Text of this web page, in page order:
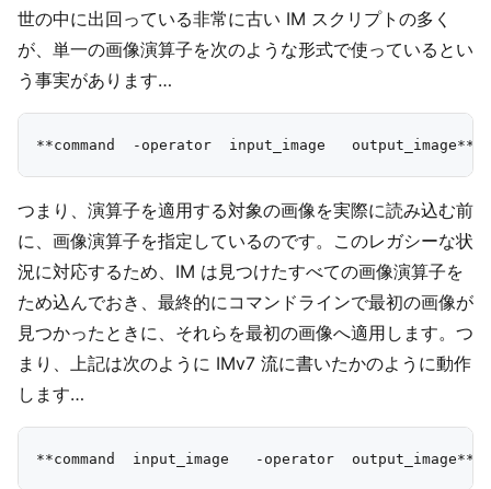
世の中に出回っている非常に古い IM スクリプトの多く
が、単一の画像演算子を次のような形式で使っているとい
う事実があります…
つまり、演算子を適用する対象の画像を実際に読み込む前
に、画像演算子を指定しているのです。このレガシーな状
況に対応するため、IM は見つけたすべての画像演算子を
ため込んでおき、最終的にコマンドラインで最初の画像が
見つかったときに、それらを最初の画像へ適用します。つ
まり、上記は次のように IMv7 流に書いたかのように動作
します…